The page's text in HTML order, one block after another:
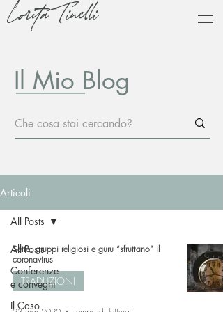
Lorita Tinelli
Il Mio Blog
Articoli
All Posts
Conferenze
e convegni
Il Caso
All Posts
Sette, gruppi religiosi e guru “sfruttano” il
coronavirus
TRADUZIONI